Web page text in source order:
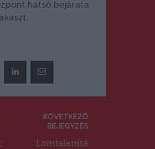
hátsó bejárata
KÖVETKEZŐ
BEJEGYZÉS
Lomtalanítá